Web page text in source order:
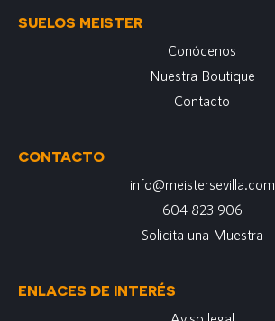
SUELOS MEISTER
Conócenos
Nuestra Boutique
Contacto
CONTACTO
info@meistersevilla.com
604 823 906
Solicita una Muestra
ENLACES DE INTERÉS